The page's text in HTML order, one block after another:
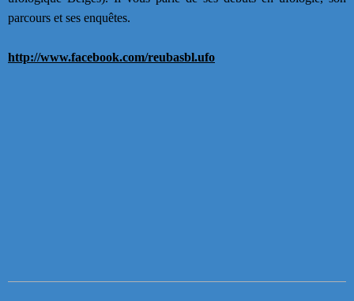
parcours et ses enquêtes.
http://www.facebook.com/reubasbl.ufo